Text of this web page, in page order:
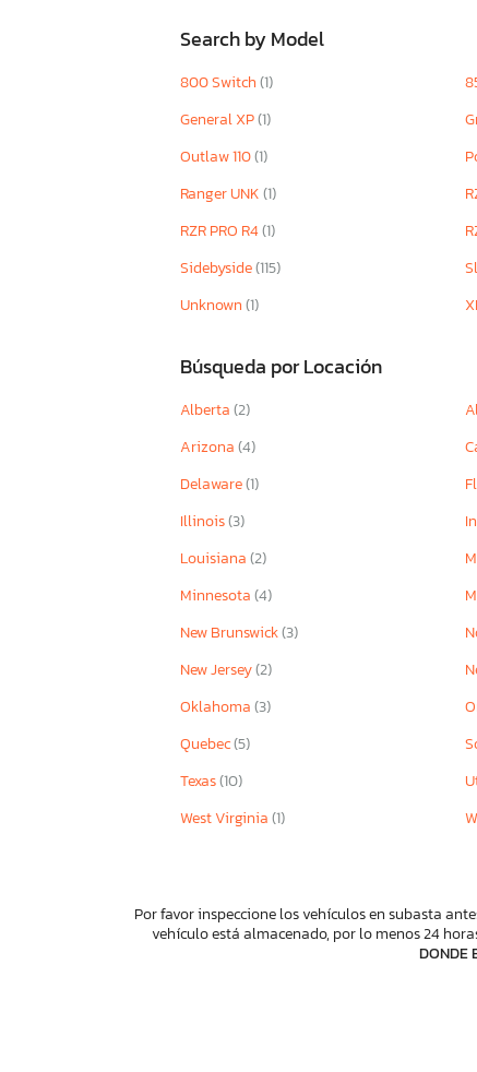
Search by Model
800 Switch(1)
General XP(1)
Outlaw 110(1)
Ranger UNK(1)
RZR PRO R4(1)
Sidebyside(115)
Unknown(1)
Búsqueda por Locación
Alberta(2)
Arizona(4)
Delaware(1)
Illinois(3)
Louisiana(2)
Minnesota(4)
New Brunswick(3)
New Jersey(2)
Oklahoma(3)
Quebec(5)
Texas(10)
West Virginia(1)
Por favor inspeccione los vehículos en subasta
vehículo está almacenado, por lo menos 24
DONDE